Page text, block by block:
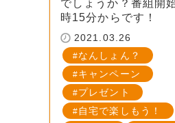
でしょうか？番組開
時15分からです！
2021.03.26
なんしょん？
キャンペーン
プレゼント
自宅で楽しもう！